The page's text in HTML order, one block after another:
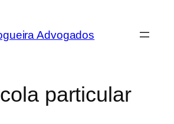
Advogados
particular